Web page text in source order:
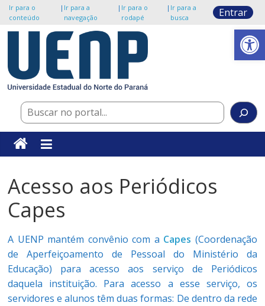
Abrir a barra de ferramentas
Ir para o
conteúdo
| Ir para a
navegação
| Ir para o
rodapé
| Ir para a
busca
Entrar
Pular
conteúdo
Portal
UENP
UENP/NTI
Acesso aos Periódicos
Capes
A UENP mantém convênio com a Capes (Coordenação
de Aperfeiçoamento de Pessoal do Ministério da
Educação) para acesso aos serviço de Periódicos
daquela instituição. Para acesso a esse serviço, os
servidores e alunos têm duas formas: De dentro da rede